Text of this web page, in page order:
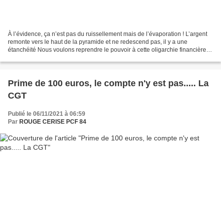
À l’évidence, ça n’est pas du ruissellement mais de l’évaporation ! L’argent
remonte vers le haut de la pyramide et ne redescend pas, il y a une
étanchéité Nous voulons reprendre le pouvoir à cette oligarchie financière,
Prime de 100 euros, le compte n'y est pas..... La
CGT
Publié le 06/11/2021 à 06:59
Par ROUGE CERISE PCF 84